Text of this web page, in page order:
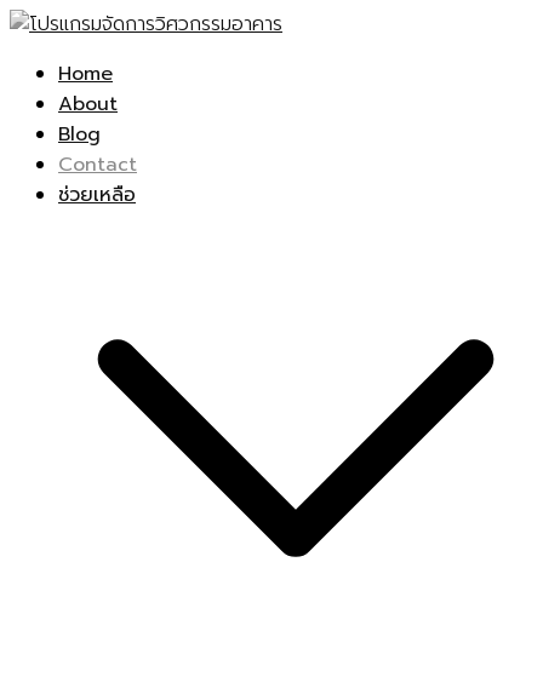
Skip
content
Unizorn โปรแกรมวางแผนวิศวกรรมอาคาร, ซ่อมบำรุงอาคาร, PM
ออนไลน์, แจ้งซ่อมออนไลน์, การบริหารอาคารสูง, PM On
Cloud,Smart Maintenance asset
Unizorn.com, Bester For Living, PM ซ่อมบำรุง, วางแผนงาน
ซ่อมอาคาร, โปรแกรม PM, สะดวกสบาย, ตัวช่วยช่างอาคาร, Smart
Maintenance asset
Home
About
Blog
Contact
ช่วยเหลือ